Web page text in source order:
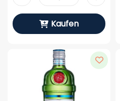
Kaufen